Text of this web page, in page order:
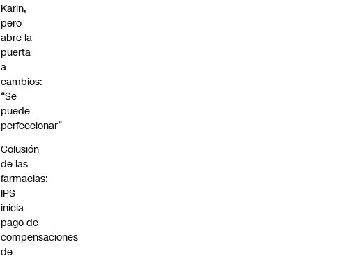
Karin,
pero
abre la
puerta
a
cambios:
“Se
puede
perfeccionar”
Colusión
de las
farmacias:
IPS
inicia
pago de
compensaciones
de